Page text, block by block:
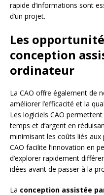
rapide d’informations sont
d’un projet.
Les
conception
ordinateur
La CAO offre également de
améliorer l’efficacité et la
Les logiciels CAO
temps et d’argent en
minimisant les coûts liés
CAO facilite l’innovation en
d’explorer rapidement
idées avant de passer à la
La conception assistée